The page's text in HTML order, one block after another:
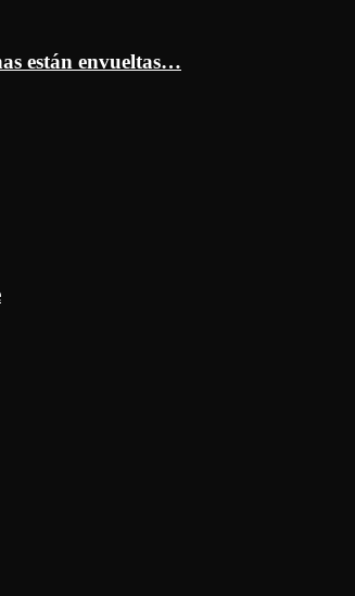
están envueltas…